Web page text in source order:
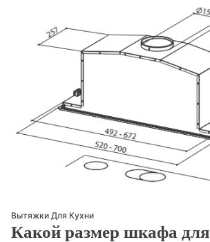
Вытяжки Для Кухни
Какой размер шкафа для